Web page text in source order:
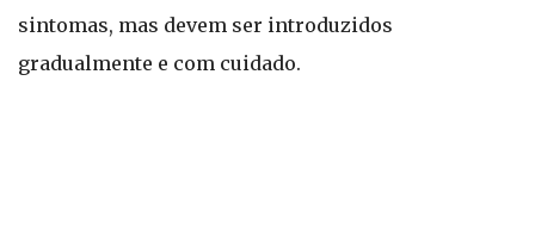
sintomas, mas devem ser introduzidos
gradualmente e com cuidado.